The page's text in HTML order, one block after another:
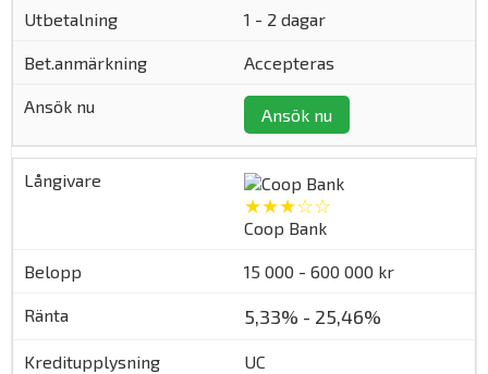
1 - 2 dagar
Accepteras
Ansök nu
★★★☆☆
Coop Bank
15 000 - 600 000 kr
5,33% - 25,46%
UC